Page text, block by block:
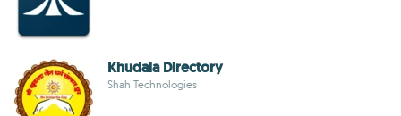
Khudala Directory
Shah Technologies